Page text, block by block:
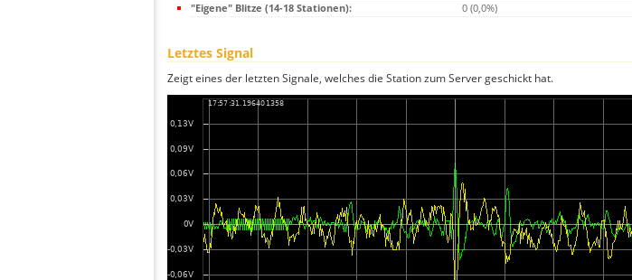
"Eigene" Blitze (14-18 Stationen):
0 (0,0%)
Letztes Signal
Zeigt eines der letzten Signale, welches die Station zum Server geschickt hat.